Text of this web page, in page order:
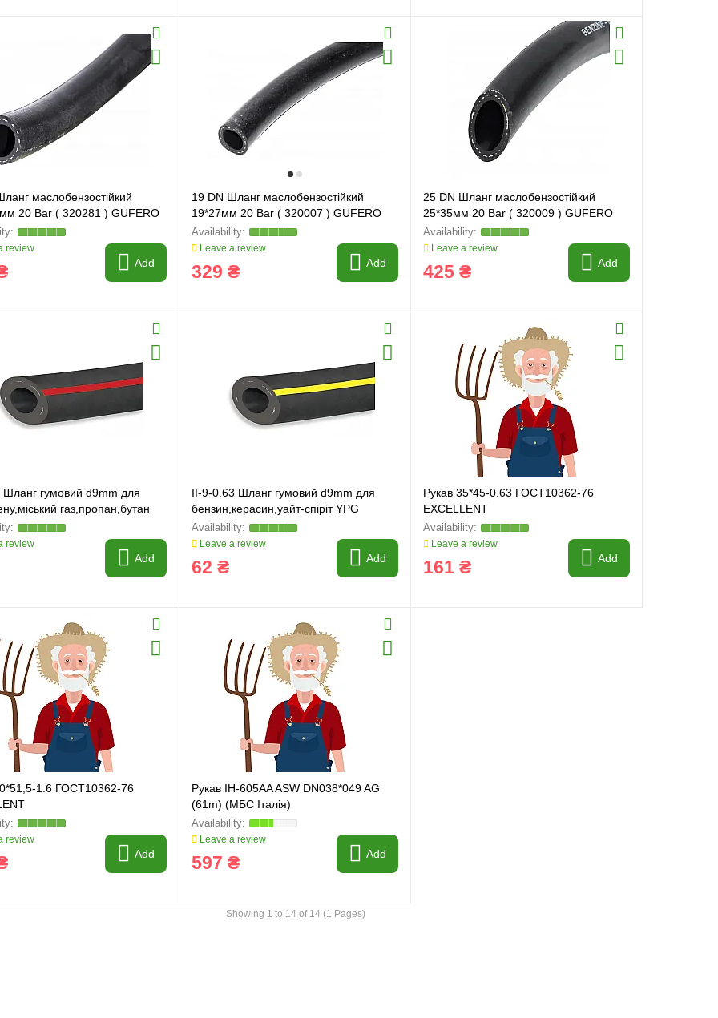
маслобензостійкий
20 Bar ( 320281 ) GUFERO
review
Add
19 DN Шланг маслобензостійкий
19*27мм 20 Bar ( 320007 ) GUFERO
Leave a review
329 ₴ Add
25 DN Шланг маслобензостійкий
25*35мм 20 Bar ( 320009 ) GUFERO
Leave a review
425 ₴ Add
Шланг гумовий d9mm для
газ,пропан,бутан
review
Add
II-9-0.63 Шланг гумовий d9mm для
бензин,керасин,уайт-спіріт YPG
Leave a review
62 ₴ Add
Рукав 35*45-0.63 ГОСТ10362-76
EXCELLENT
Leave a review
161 ₴ Add
1.6 ГОСТ10362-76
review
Add
Рукав IH-605AA ASW DN038*049 AG
(61m) (МБС Італія)
Leave a review
597 ₴ Add
Showing 1 to 14 of 14 (1 Pages)